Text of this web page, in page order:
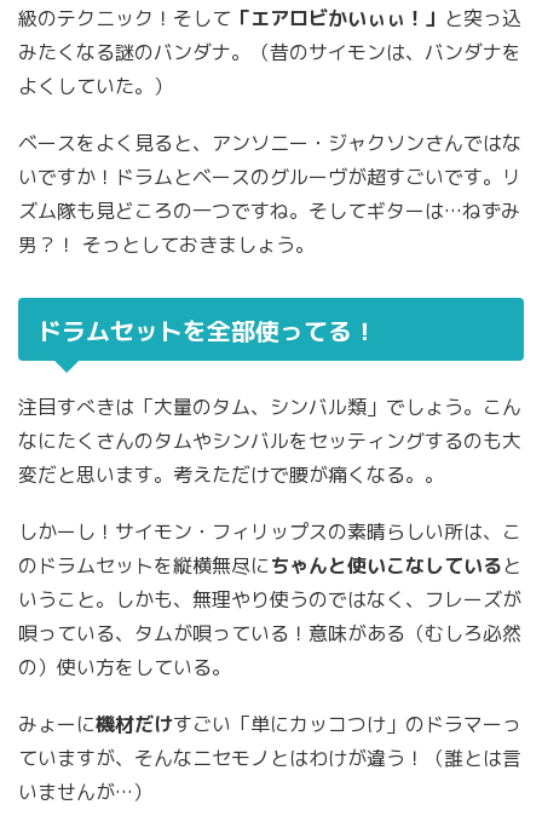
級のテクニック！そして 「エアロビかいぃぃ！」 と突っ込
みたくなる謎のバンダナ。（昔のサイモンは、バンダナを
よくしていた。）
ベースをよく見ると、アンソニー・ジャクソンさんではな
いですか！ドラムとベースのグルーヴが超すごいです。リ
ズム隊も見どころの一つですね。そしてギターは…ねずみ
男？！ そっとしておきましょう。
ドラムセットを全部使ってる！
注目すべきは「大量のタム、シンバル類」でしょう。こん
なにたくさんのタムやシンバルをセッティングするのも大
変だと思います。考えただけで腰が痛くなる。。
しかーし！サイモン・フィリップスの素晴らしい所は、こ
のドラムセットを縦横無尽にちゃんと使いこなしていると
いうこと。しかも、無理やり使うのではなく、フレーズが
唄っている、タムが唄っている！意味がある（むしろ必然
の）使い方をしている。
みょーに機材だけすごい「単にカッコつけ」のドラマーっ
ていますが、そんなニセモノとはわけが違う！（誰とは言
いませんが…）